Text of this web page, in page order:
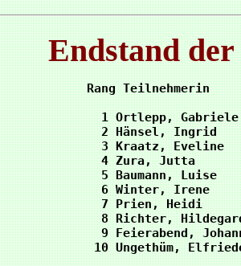
Endstand
Rang Teilnehmerin
1 Ortlepp,
2 Hänsel, Ingrid
3 Kraatz, Eveline
4 Zura, Jutta
5 Baumann, Luise
6 Winter, Irene
7 Prien, Heidi
8 Richter,
9 Feierabend,